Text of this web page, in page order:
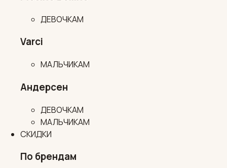
ДЕВОЧКАМ
Varci
МАЛЬЧИКАМ
Андерсен
ДЕВОЧКАМ
МАЛЬЧИКАМ
СКИДКИ
По брендам